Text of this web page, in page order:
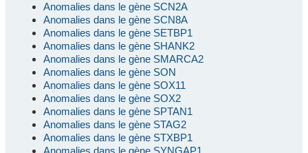
Anomalies dans le gène SCN2A
Anomalies dans le gène SCN8A
Anomalies dans le gène SETBP1
Anomalies dans le gène SHANK2
Anomalies dans le gène SMARCA2
Anomalies dans le gène SON
Anomalies dans le gène SOX11
Anomalies dans le gène SOX2
Anomalies dans le gène SPTAN1
Anomalies dans le gène STAG2
Anomalies dans le gène STXBP1
Anomalies dans le gène SYNGAP1